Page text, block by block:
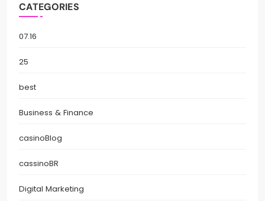
CATEGORIES
07.16
25
best
Business & Finance
casinoBlog
cassinoBR
Digital Marketing